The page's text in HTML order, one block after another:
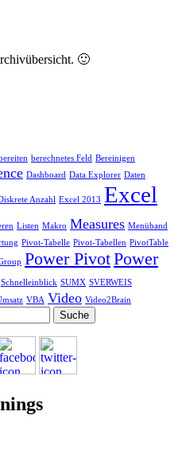
🙂
berechnetes Feld Bereinigen
Dashboard Data Explorer Daten
Anzahl Excel 2013 Excel
Listen Makro Measures Menüband
Pivot-Tabelle Pivot-Tabellen PivotTable
Power PivotPower
Schnelleinblick SUMX SVERWEIS
VBA Video Video2Brain